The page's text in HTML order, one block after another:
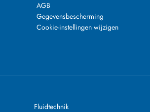
AGB
Gegevensbescherming
Cookie-instellingen wijzigen
Fluidtechnik